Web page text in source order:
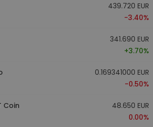
439.720 EUR
-3.40%
341.690 EUR
+3.70%
0.169341000 EUR
-0.50%
Coin
48.650 EUR
0.00%